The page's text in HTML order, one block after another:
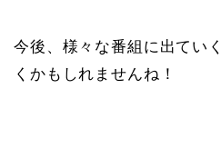
今後、様々な番組に出てい
くかもしれませんね！